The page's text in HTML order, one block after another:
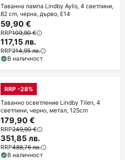
Таванна лампа Lindby Aylis, 4 светлини,
82 cm, черна, дърво, E14
59,90 €
RRP109,90 €
117,15 лв.
RRP214,95 лв.
В наличност
RRP -28%
Таванно осветление Lindby Tilen, 4
светлини, черно, метал, 125cm
179,90 €
RRP249,90 €
351,85 лв.
RRP488,76 лв.
В наличност